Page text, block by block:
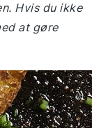
Hvis du ikke
at gøre